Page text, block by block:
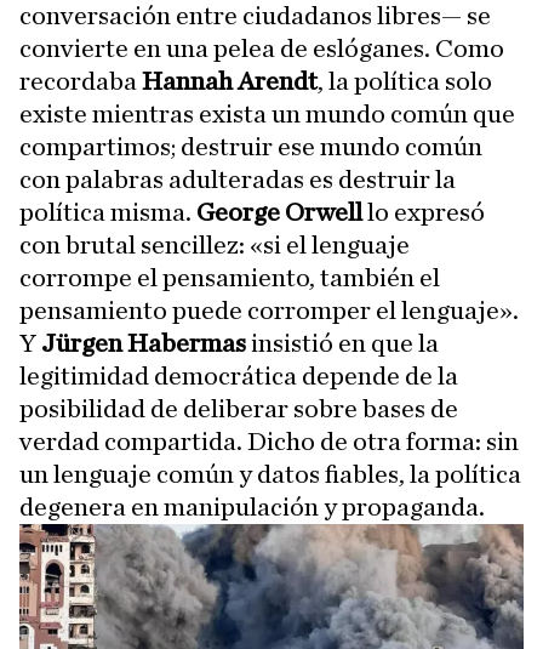
conversación entre ciudadanos libres— se
convierte en una pelea de eslóganes. Como
recordaba Hannah Arendt, la política solo
existe mientras exista un mundo común que
compartimos; destruir ese mundo común
con palabras adulteradas es destruir la
política misma. George Orwelllo expresó
con brutal sencillez: «si el lenguaje
corrompe el pensamiento, también el
pensamiento puede corromper el lenguaje».
Y Jürgen Habermasinsistió en que la
legitimidad democrática depende de la
posibilidad de deliberar sobre bases de
verdad compartida. Dicho de otra forma: sin
un lenguaje común y datos fiables, la política
degenera en manipulación y propaganda.